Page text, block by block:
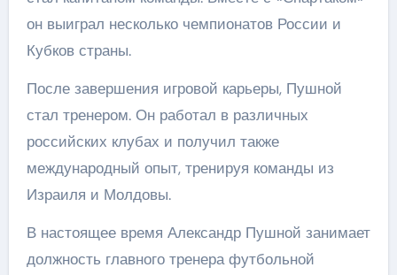
он выиграл несколько чемпионатов России и
Кубков страны.
После завершения игровой карьеры, Пушной
стал тренером. Он работал в различных
российских клубах и получил также
международный опыт, тренируя команды из
Израиля и Молдовы.
В настоящее время Александр Пушной занимает
должность главного тренера футбольной